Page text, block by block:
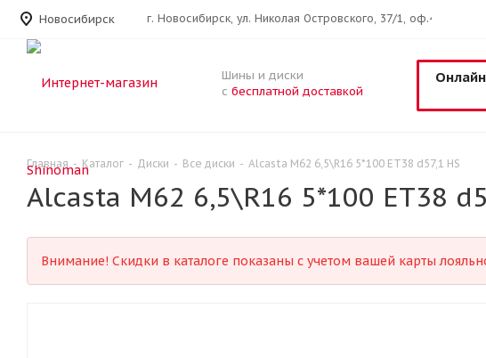
Новосибирск г. Новосибирск, ул. Николая Островского, 37/1, оф.4
Шины и диски
с бесплатной доставкой
Главная - Каталог - Диски - Все диски - Alcasta M62 6,5\R16 5*100 ET38 d57,1 HS
Alcasta M62 6,5\R16 5*100 ET38
Внимание! Скидки в каталоге показаны с учетом вашей карты